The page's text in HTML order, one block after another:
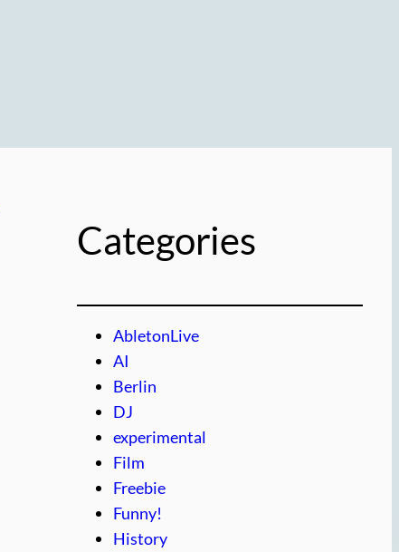
Categories
AbletonLive
AI
Berlin
DJ
experimental
Film
Freebie
Funny!
History